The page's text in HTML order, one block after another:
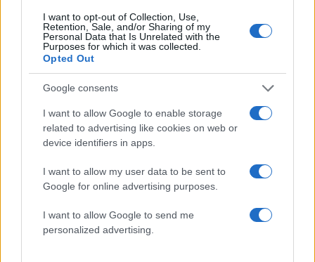
I want to opt-out of Collection, Use,
Retention, Sale, and/or Sharing of my
Personal Data that Is Unrelated with the
Purposes for which it was collected.
Opted Out
Google consents
I want to allow Google to enable storage
related to advertising like cookies on web or
device identifiers in apps.
I want to allow my user data to be sent to
Google for online advertising purposes.
I want to allow Google to send me
personalized advertising.
υγείας
Πιο σχολιασμένα
Marfin: Η 46χρονη πήρε προθεσμία για
να απολογηθεί την Τρίτη – «Είναι αθώα,
συμμετείχε στη διαδήλωση όπως και
100.000 άτομα»
Βγήκαν ξανά τα μαχαίρια στην Ελπίδα
για τη Δημοκρατία: «Καρυστιανού,
Γρατσία και Γαλανός μετέτρεψαν το
κίνημα σε φοβικό αρχηγικό κόμμα»
Μεταφορές χρημάτων: Πότε μπορεί να
θεωρηθούν δωρεές και να επιβληθεί
φόρος – Τι ισχυεί για τις γονικές παροχές